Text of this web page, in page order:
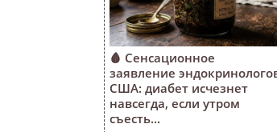
🩸 Сенсационное
заявление
США: диабет исчезнет
навсегда, если утром
съесть...